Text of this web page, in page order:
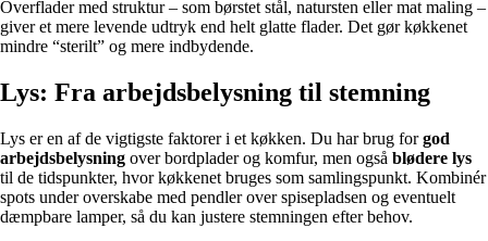
Overflader med struktur – som børstet stål, natursten eller mat maling –
giver et mere levende udtryk end helt glatte flader. Det gør køkkenet
mindre “sterilt” og mere indbydende.
Lys: Fra arbejdsbelysning til stemning
Lys er en af de vigtigste faktorer i et køkken. Du har brug forgod
arbejdsbelysning over bordplader og komfur, men også blødere lys
til de tidspunkter, hvor køkkenet bruges som samlingspunkt. Kombinér
spots under overskabe med pendler over spisepladsen og eventuelt
dæmpbare lamper, så du kan justere stemningen efter behov.